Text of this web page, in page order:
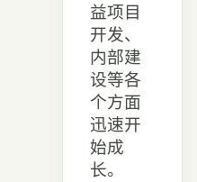
益项目
开发、
内部建
设等各
个方面
迅速开
始成
长。